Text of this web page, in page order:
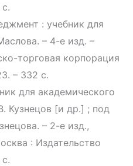
: учебник для
– 4-е изд. –
торговая корпорация
– 332 с.
для академического
Кузнецов [и др.] ; под
– 2-е изд.,
: Издательство